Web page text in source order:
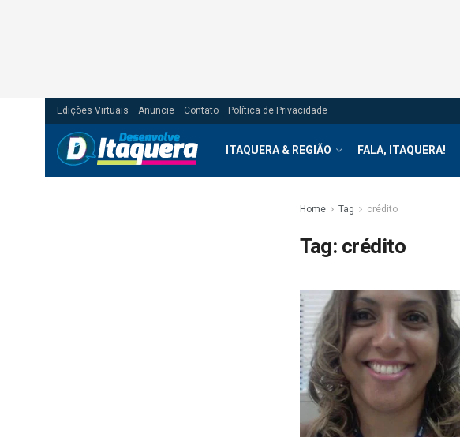
Edições Virtuais Anuncie Contato Política de Privacidade
ITAQUERA & REGIÃO FALA, ITAQUERA!
Home Tag crédito
Tag: crédito